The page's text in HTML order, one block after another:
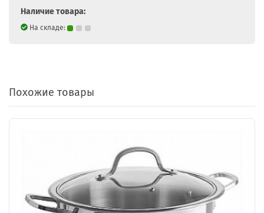
Наличие товара:
На складе:
Похожие товары